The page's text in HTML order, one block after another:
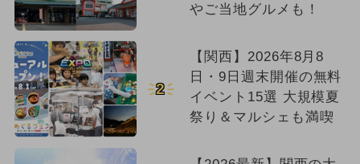
やご当地グルメも！
2
【関西】2026年8月8
日・9日週末開催の無料
イベント15選 大規模夏
祭り＆マルシェも満喫